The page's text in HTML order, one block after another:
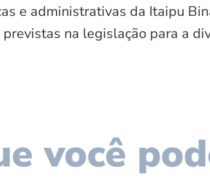
e administrativas da Itaipu
na legislação para a
você